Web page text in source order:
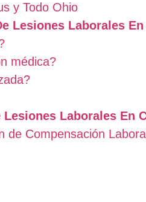
y Todo Ohio
Lesiones Laborales
médica?
Lesiones Laborales En
de Compensación